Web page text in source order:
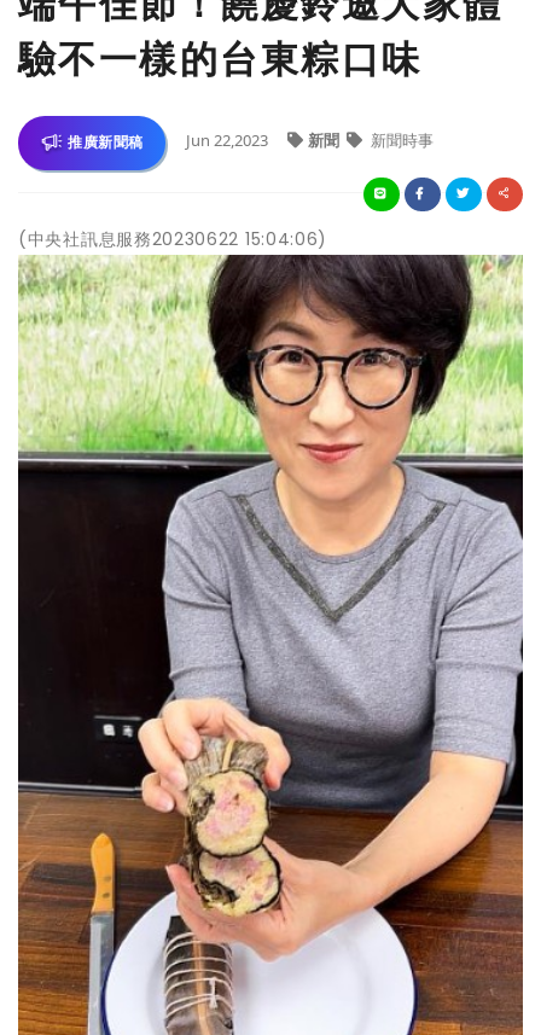
驗不一樣的台東粽口味
推廣新聞稿 Jun 22,2023 新聞 新聞時事
(中央社訊息服務20230622 15:04:06)